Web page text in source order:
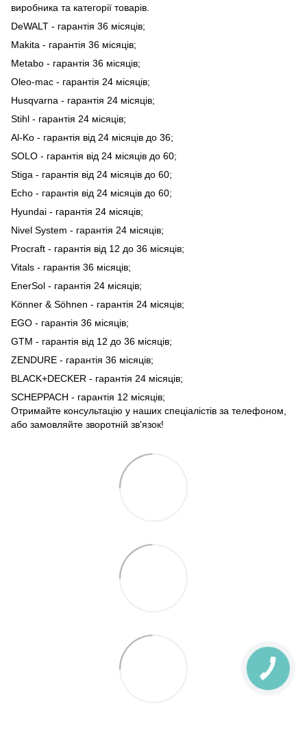
виробника та категорії товарів.
DeWALT - гарантія 36 місяців;
Makita - гарантія 36 місяців;
Metabo - гарантія 36 місяців;
Oleo-mac - гарантія 24 місяців;
Husqvarna - гарантія 24 місяців;
Stihl - гарантія 24 місяців;
Al-Ko - гарантія від 24 місяців до 36;
SOLO - гарантія від 24 місяців до 60;
Stiga - гарантія від 24 місяців до 60;
Echo - гарантія від 24 місяців до 60;
Hyundai - гарантія 24 місяців;
Nivel System - гарантія 24 місяців;
Procraft - гарантія від 12 до 36 місяців;
Vitals - гарантія 36 місяців;
EnerSol - гарантія 24 місяців;
Könner & Söhnen - гарантія 24 місяців;
EGO - гарантія 36 місяців;
GTM - гарантія від 12 до 36 місяців;
ZENDURE - гарантія 36 місяців;
BLACK+DECKER - гарантія 24 місяців;
SCHEPPACH - гарантія 12 місяців;
Отримайте консультацію у наших спеціалістів за телефоном,
або замовляйте зворотній зв'язок!